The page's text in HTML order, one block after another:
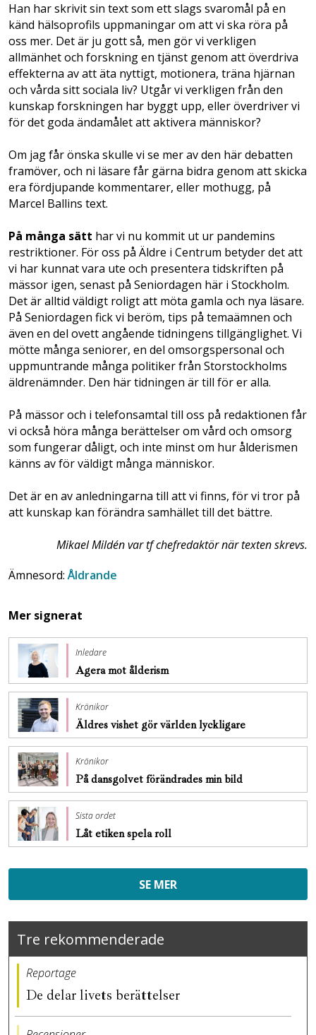
Han har skrivit sin text som ett slags svaro­mål på en
känd hälsoprofils uppmaningar om att vi ska röra på
oss mer. Det är ju gott så, men gör vi verkligen
allmänhet och forskning en tjänst genom att överdriva
effekterna av att äta nyttigt, motionera, träna hjärnan
och vårda sitt sociala liv? Utgår vi verkligen från den
kunskap forskningen har byggt upp, eller överdriver vi
för det goda ändamålet att aktivera människor?
Om jag får önska skulle vi se mer av den här debatten
framöver, och ni läsare får gärna bidra genom att skicka
era fördjupande kommentarer, eller mothugg, på
Marcel Ballins text.
På många sätt har vi nu kommit ut ur pandemins
restriktioner. För oss på Äldre i Centrum betyder det att
vi har kunnat vara ute och presentera tidskriften på
mässor igen, senast på Seniordagen här i Stockholm.
Det är alltid väldigt roligt att möta gamla och nya läsare.
På Seniordagen fick vi beröm, tips på temaämnen och
även en del ovett angående tidningens tillgänglighet. Vi
mötte många seniorer, en del omsorgspersonal och
uppmuntrande många politiker från Storstockholms
äldrenämnder. Den här tidningen är till för er alla.
På mässor och i telefonsamtal till oss på redaktionen får
vi också höra många berättelser om vård och omsorg
som fungerar dåligt, och inte minst om hur ålderismen
känns av för väldigt många människor.
Det är en av anledningarna till att vi finns, för vi tror på
att kunskap kan förändra samhället till det bättre.
Mikael Mildén var tf chefredaktör när texten skrevs.
Ämnesord:Åldrande
Mer signerat
Inledare
Agera mot ålderism
Krönikor
Äldres vishet gör världen lyckligare
Krönikor
På dansgolvet förändrades min bild
Sista ordet
Låt etiken spela roll
SE MER
Tre rekommenderade
Reportage
De delar livets berättelser